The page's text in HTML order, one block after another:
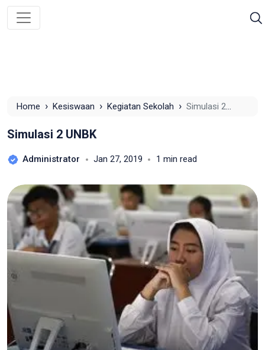
Home › Kesiswaan › Kegiatan Sekolah › Simulasi 2
Simulasi 2 UNBK
Administrator Jan 27, 2019 1 min read